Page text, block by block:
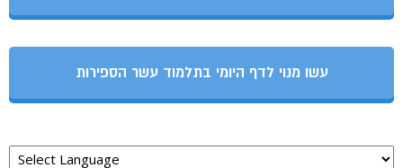
עשו מנוי לדף היומי בתלמוד עשר הספירות